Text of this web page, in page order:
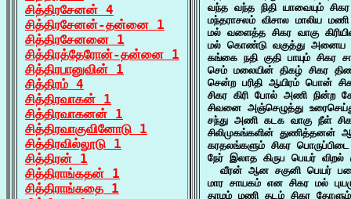
சித்திரசேனன் 4
சித்திரசேனன்-தன்னை 1
சித்திரசேனனை 1
சித்திரத்தேரோன்-தன்னை 1
சித்திரபானுவின் 1
சித்திரம் 4
சித்திரவாகன் 1
சித்திரவாகனன் 1
சித்திரவாகுவினோடு 1
சித்திரவில்லூடு 1
சித்திரன் 1
சித்திராங்கதன் 1
சித்திராங்கதை 1
வந்த வந்த நிதி யாவையும்
மந்தராசலம் விசால மாலிய
மல் வளைத்த சிகர வாகு
மல் கொண்டு வகுத்து அனைய
கங்கை நதி குதி பாயும் சிகர
செம் மலையின் திகழ் சிகர
சென்ற பரிதி ஆயிரம் பொன்
சிகர கிரி போல் அணி நின்ற
சிவனை அஞ்செழுத்து
சந்து அணி கடக வாகு நீள்
சிலிமுகங்களின் துணித்தனன்
கரதலங்களும் சிகர
நேர் இலாத கிருப பெயர் விறல்
வீரன் ஆன சகுனி பெயர்
மார சாயகம் என சிகர மல்
தாமம் மணி தடம் சிகர